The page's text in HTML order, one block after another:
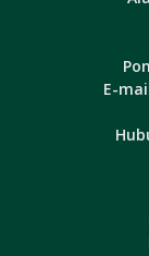
E-